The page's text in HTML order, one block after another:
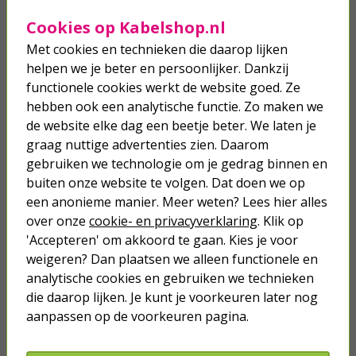
Je verwacht het niet
Turbo onkruidverdelger (Concentraat,
Samsung oplaadkabel | USB A ↔
USB C | 1 meter (USB 2.0, 15W, 480
Mbps, Snellaadfunctie, Wit)
3,45
Samsung oplaadkabel | USB A ↔
USB C | 2 meter (USB 2.0, 15W, 480
Mbps, Snellaadfunctie, Zwart)
4,95
Cookies op Kabelshop.nl
Met cookies en technieken die daarop lijken
helpen we je beter en persoonlijker. Dankzij
functionele cookies werkt de website goed. Ze
hebben ook een analytische functie. Zo maken we
de website elke dag een beetje beter. We laten je
graag nuttige advertenties zien. Daarom
gebruiken we technologie om je gedrag binnen en
buiten onze website te volgen. Dat doen we op
een anonieme manier. Meer weten? Lees hier alles
over onze cookie- en privacyverklaring. Klik op
'Accepteren' om akkoord te gaan. Kies je voor
weigeren? Dan plaatsen we alleen functionele en
analytische cookies en gebruiken we technieken
die daarop lijken. Je kunt je voorkeuren later nog
aanpassen op de voorkeuren pagina.